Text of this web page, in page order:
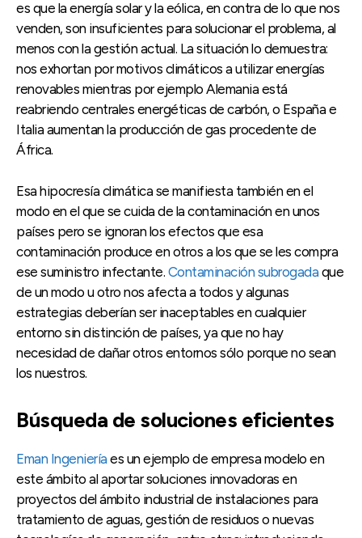
es que la energía solar y la eólica, en contra de lo que nos
venden, son insuficientes para solucionar el problema, al
menos con la gestión actual. La situación lo demuestra:
nos exhortan por motivos climáticos a utilizar energías
renovables mientras por ejemplo Alemania está
reabriendo centrales energéticas de carbón, o España e
Italia aumentan la producción de gas procedente de
África.
Esa hipocresía climática se manifiesta también en el
modo en el que se cuida de la contaminación en unos
países pero se ignoran los efectos que esa
contaminación produce en otros a los que se les compra
ese suministro infectante. Contaminación subrogada que
de un modo u otro nos afecta a todos y algunas
estrategias deberían ser inaceptables en cualquier
entorno sin distinción de países, ya que no hay
necesidad de dañar otros entornos sólo porque no sean
los nuestros.
Búsqueda de soluciones eficientes
Eman Ingeniería es un ejemplo de empresa modelo en
este ámbito al aportar soluciones innovadoras en
proyectos del ámbito industrial de instalaciones para
tratamiento de aguas, gestión de residuos o nuevas